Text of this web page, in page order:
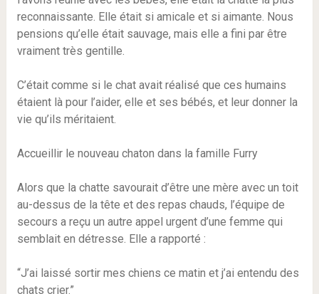
reconnaissante. Elle était si amicale et si aimante. Nous
pensions qu’elle était sauvage, mais elle a fini par être
vraiment très gentille.
C’était comme si le chat avait réalisé que ces humains
étaient là pour l’aider, elle et ses bébés, et leur donner la
vie qu’ils méritaient.
Accueillir le nouveau chaton dans la famille Furry
Alors que la chatte savourait d’être une mère avec un toit
au-dessus de la tête et des repas chauds, l’équipe de
secours a reçu un autre appel urgent d’une femme qui
semblait en détresse. Elle a rapporté :
“J’ai laissé sortir mes chiens ce matin et j’ai entendu des
chats crier.”